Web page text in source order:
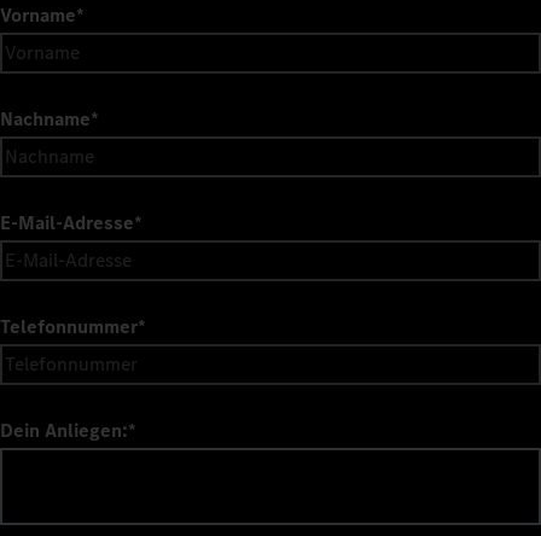
Vorname*
Nachname*
E-Mail-Adresse*
Telefonnummer*
Dein Anliegen:*